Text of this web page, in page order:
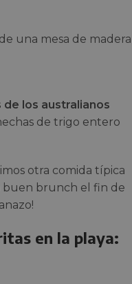
los australianos
de trigo entero
otra comida típica
buen brunch el fin de
en la playa: